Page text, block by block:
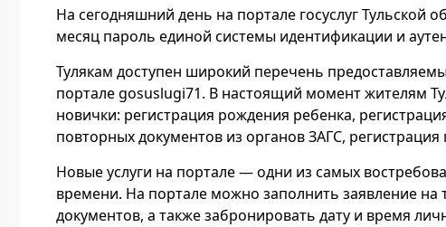
На сегодняшний день на портале госуслуг Тульской
месяц пароль единой системы идентификации и
Тулякам доступен широкий перечень
портале gosuslugi71. В настоящий момент жителям
новички: регистрация рождения ребенка,
повторных документов из органов ЗАГС,
Новые услуги на портале — одни из самых
времени. На портале можно заполнить заявление
документов, а также забронировать дату и время